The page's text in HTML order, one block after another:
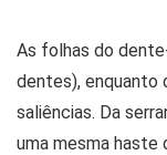
As folhas do
dentes), enquanto
saliências. Da
uma mesma haste